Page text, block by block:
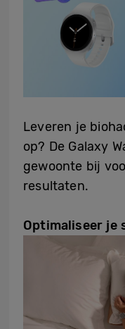
Leveren je
op? De Galaxy
gewoonte bij
resultaten.
Optimaliseer je